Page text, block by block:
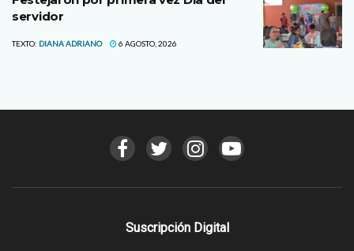
servidor
TEXTO: DIANA ADRIANO 6 AGOSTO, 2026
Suscripción Digital